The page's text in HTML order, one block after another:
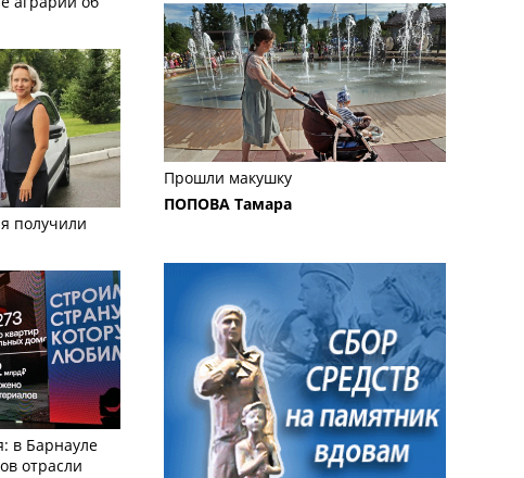
получили
в Барнауле
отрасли
Прошли макушку
ПОПОВА Тамара